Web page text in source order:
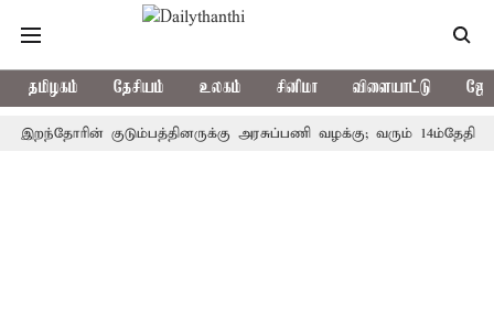
தமிழகம் தேசியம் உலகம் சினிமா விளையாட்டு
குடும்பத்தினருக்கு அரசுப்பணி வழக்கு; வரும் 14ம்தேதி